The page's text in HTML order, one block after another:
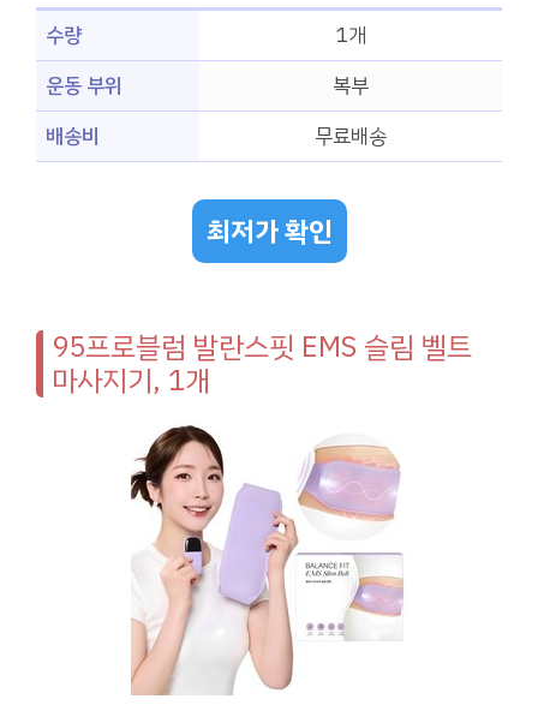
수량
1개
운동 부위
복부
배송비
무료배송
최저가 확인
95프로블럼 발란스핏 EMS 슬림 벨트
마사지기, 1개